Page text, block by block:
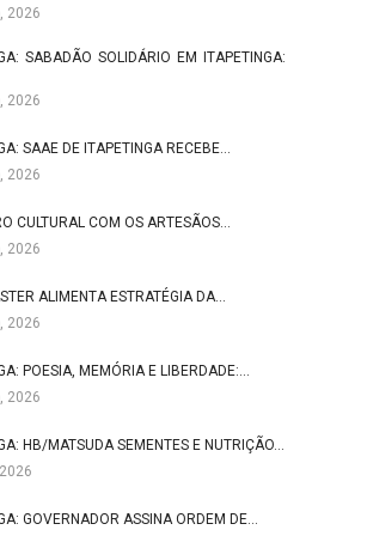
2026
SABADÃO SOLIDÁRIO EM ITAPETINGA:
2026
SAAE DE ITAPETINGA RECEBE…
2026
CULTURAL COM OS ARTESÃOS…
2026
ALIMENTA ESTRATÉGIA DA…
2026
POESIA, MEMÓRIA E LIBERDADE:…
2026
HB/MATSUDA SEMENTES E NUTRIÇÃO…
GOVERNADOR ASSINA ORDEM DE…